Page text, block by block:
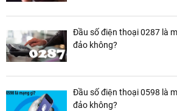
Đầu số điện thoại 0287 là
đảo không?
Đầu số điện thoại 0598 là
đảo không?